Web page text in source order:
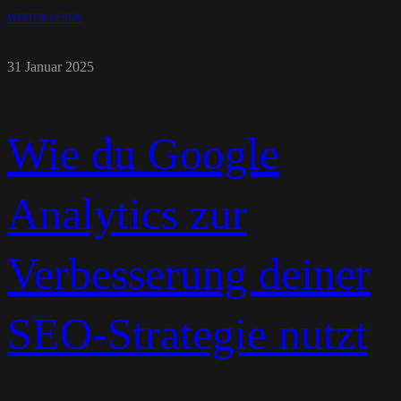
WEITER LESEN
31 Januar 2025
Wie du Google
Analytics zur
Verbesserung deiner
SEO-Strategie nutzt